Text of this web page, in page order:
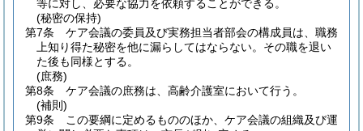
等に対し、必要な協力を依頼することができる。
(秘密の保持)
第7条
ケア会議の委員及び実務担当者部会の構成員は、職務
上知り得た秘密を他に漏らしてはならない。 その職を退い
た後も同様とする。
(庶務)
第8条
ケア会議の庶務は、高齢介護室において行う。
(補則)
第9条
この要綱に定めるもののほか、ケア会議の組織及び運